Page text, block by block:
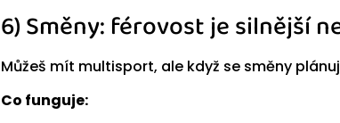
6) Směny: férovost je silnější
Můžeš mít multisport, ale když se směny
Co funguje: